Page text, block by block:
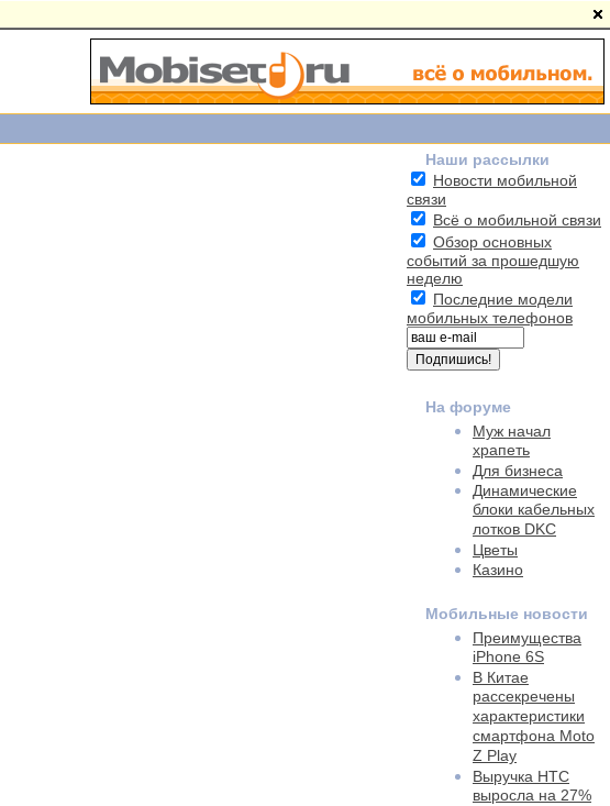
Наши рассылки
Новости мобильной
связи
Всё о мобильной связи
Обзор основных
событий за прошедшую
неделю
Последние модели
мобильных телефонов
На форуме
Муж начал
храпеть
Для бизнеса
Динамические
блоки кабельных
лотков DKC
Цветы
Казино
Мобильные новости
Преимущества
iPhone 6S
В Китае
рассекречены
характеристики
смартфона Moto
Z Play
Выручка HTC
выросла на 27%